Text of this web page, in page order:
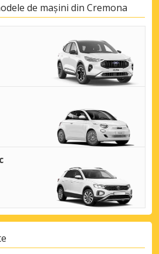
de mașini din Cremona